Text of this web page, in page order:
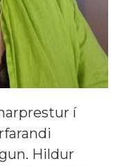
í
Hildur